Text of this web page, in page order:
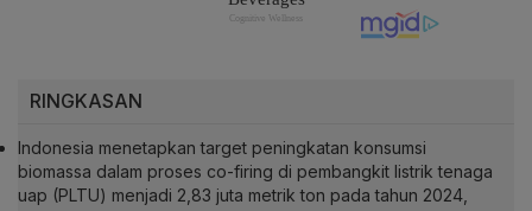
RINGKASAN
Indonesia menetapkan target peningkatan konsumsi
biomassa dalam proses co-firing di pembangkit listrik tenaga
uap (PLTU) menjadi 2,83 juta metrik ton pada tahun 2024,